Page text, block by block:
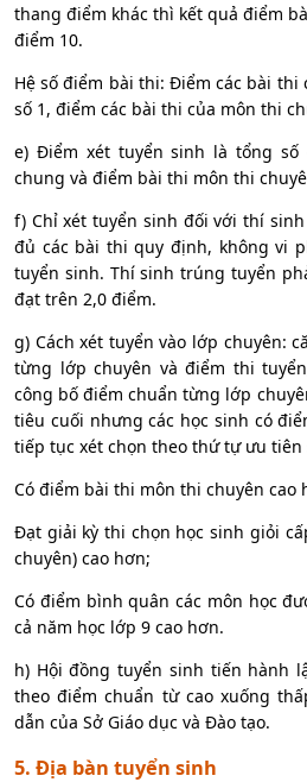
thang điểm khác thì kết quả điểm
điểm 10.
Hệ số điểm bài thi: Điểm các bài
số 1, điểm các bài thi của môn thi
e) Điểm xét tuyển sinh là tổng
chung và điểm bài thi môn thi
f) Chỉ xét tuyển sinh đối với thí
đủ các bài thi quy định, không vi
tuyển sinh. Thí sinh trúng tuyển
đạt trên 2,0 điểm.
g) Cách xét tuyển vào lớp chuyên:
từng lớp chuyên và điểm thi
công bố điểm chuẩn từng lớp
tiêu cuối nhưng các học sinh có
tiếp tục xét chọn theo thứ tự ưu tiên
Có điểm bài thi môn thi chuyên cao
Đạt giải kỳ thi chọn học sinh giỏi
chuyên) cao hơn;
Có điểm bình quân các môn học
cả năm học lớp 9 cao hơn.
h) Hội đồng tuyển sinh tiến hành
theo điểm chuẩn từ cao xuống
dẫn của Sở Giáo dục và Đào tạo.
5. Địa bàn tuyển sinh